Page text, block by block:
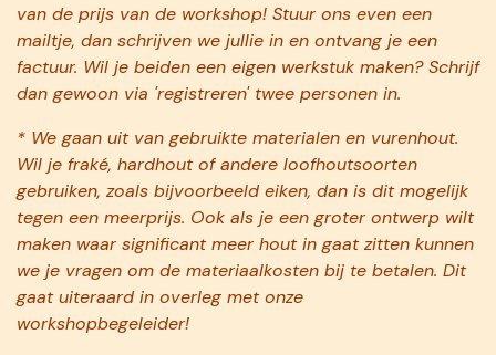
van de prijs van de workshop! Stuur ons even een
mailtje, dan schrijven we jullie in en ontvang je een
factuur. Wil je beiden een eigen werkstuk maken? Schrijf
dan gewoon via 'registreren' twee personen in.
* We gaan uit van gebruikte materialen en vurenhout.
Wil je fraké, hardhout of andere loofhoutsoorten
gebruiken, zoals bijvoorbeeld eiken, dan is dit mogelijk
tegen een meerprijs. Ook als je een groter ontwerp wilt
maken waar significant meer hout in gaat zitten kunnen
we je vragen om de materiaalkosten bij te betalen. Dit
gaat uiteraard in overleg met onze
workshopbegeleider!